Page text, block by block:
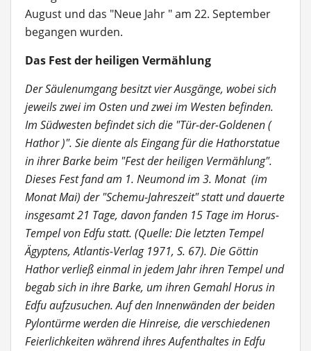
August und das "Neue Jahr " am 22. September
begangen wurden.
Das Fest der heiligen Vermählung
Der Säulenumgang besitzt vier Ausgänge, wobei sich
jeweils zwei im Osten und zwei im Westen befinden.
Im Südwesten befindet sich die "Tür-der-Goldenen (
Hathor )". Sie diente als Eingang für die Hathorstatue
in ihrer Barke beim "Fest der heiligen Vermählung".
Dieses Fest fand am 1. Neumond im 3. Monat (im
Monat Mai) der "Schemu-Jahreszeit" statt und dauerte
insgesamt 21 Tage, davon fanden 15 Tage im Horus-
Tempel von Edfu statt. (Quelle: Die letzten Tempel
Ägyptens, Atlantis-Verlag 1971, S. 67). Die Göttin
Hathor verließ einmal in jedem Jahr ihren Tempel und
begab sich in ihre Barke, um ihren Gemahl Horus in
Edfu aufzusuchen. Auf den Innenwänden der beiden
Pylontürme werden die Hinreise, die verschiedenen
Feierlichkeiten während ihres Aufenthaltes in Edfu